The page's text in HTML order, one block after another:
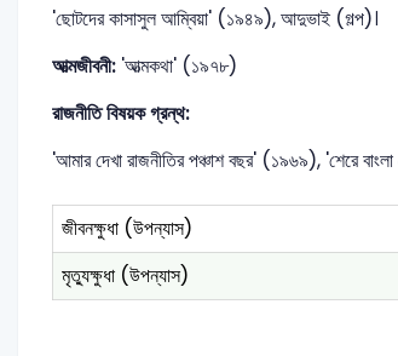
'ছোটদের কাসাসুল আম্বিয়া' (১৯৪৯), আদুভাই (গল্প)।
আত্মজীবনী: 'আত্মকথা' (১৯৭৮)
রাজনীতি বিষয়ক গ্রন্থ:
'আমার দেখা রাজনীতির পঞ্চাশ বছর' (১৯৬৯), 'শেরে
জীবনক্ষুধা (উপন্যাস)
মৃত্যুক্ষুধা (উপন্যাস)